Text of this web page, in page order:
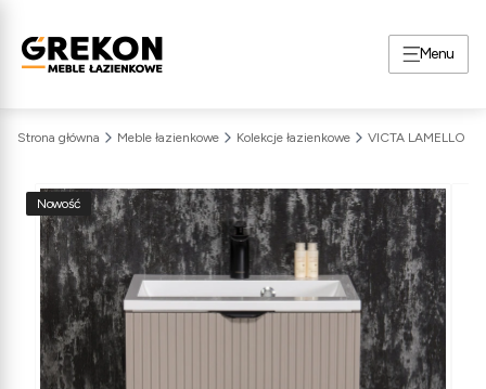
Menu
Strona główna Meble łazienkowe Kolekcje łazienkowe VICTA LAMELLO
Nowość